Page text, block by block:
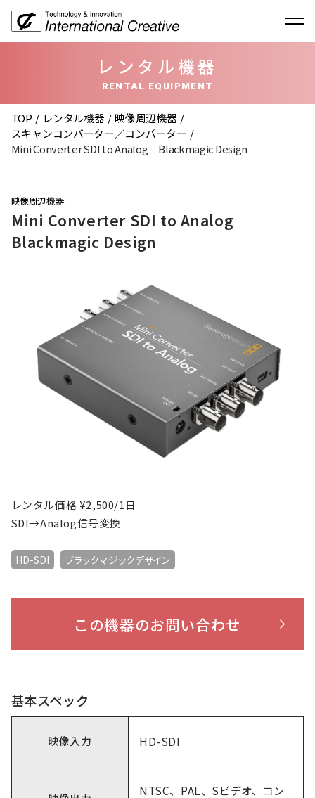
レンタル機器
RENTAL EQUIPMENT
TOP レンタル機器
映像周辺機器
スキャンコンバーター／コンバーター
Mini Converter SDI to Analog Blackmagic Design
映像周辺機器
Mini Converter SDI to Analog
Blackmagic Design
レンタル価格 ¥2,500/1日
SDI→Analog信号変換
HD-SDI ブラックマジックデザイン
この機器のお問い合わせ
基本スペック
映像入力 HD-SDI
NTSC、PAL、Sビデオ、コン